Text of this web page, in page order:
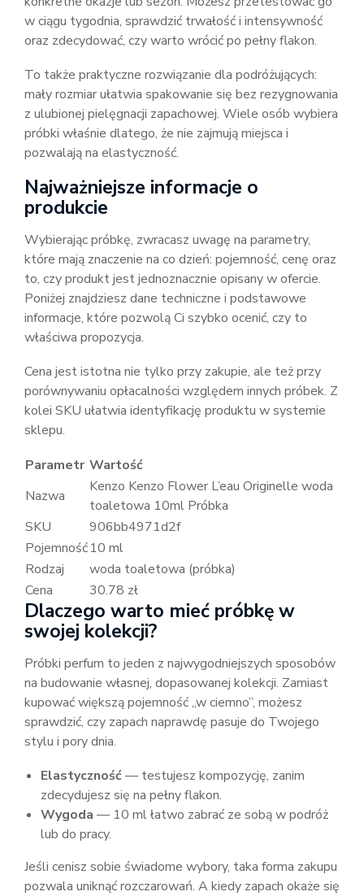
w ciągu tygodnia, sprawdzić trwałość i intensywność
oraz zdecydować, czy warto wrócić po pełny flakon.
To także praktyczne rozwiązanie dla podróżujących:
mały rozmiar ułatwia spakowanie się bez rezygnowania
z ulubionej pielęgnacji zapachowej. Wiele osób wybiera
próbki właśnie dlatego, że nie zajmują miejsca i
pozwalają na elastyczność.
Najważniejsze informacje o
produkcie
Wybierając próbkę, zwracasz uwagę na parametry,
które mają znaczenie na co dzień: pojemność, cenę oraz
to, czy produkt jest jednoznacznie opisany w ofercie.
Poniżej znajdziesz dane techniczne i podstawowe
informacje, które pozwolą Ci szybko ocenić, czy to
właściwa propozycja.
Cena jest istotna nie tylko przy zakupie, ale też przy
porównywaniu opłacalności względem innych próbek. Z
kolei SKU ułatwia identyfikację produktu w systemie
sklepu.
Parametr Wartość
Nazwa
Kenzo Kenzo Flower L’eau Originelle woda
toaletowa 10ml Próbka
SKU
906bb4971d2f
Pojemność10 ml
Rodzaj
woda toaletowa (próbka)
Cena
30.78 zł
Dlaczego warto mieć próbkę w
swojej kolekcji?
Próbki perfum to jeden z najwygodniejszych sposobów
na budowanie własnej, dopasowanej kolekcji. Zamiast
kupować większą pojemność „w ciemno”, możesz
sprawdzić, czy zapach naprawdę pasuje do Twojego
stylu i pory dnia.
Elastyczność — testujesz kompozycję, zanim
zdecydujesz się na pełny flakon.
Wygoda — 10 ml łatwo zabrać ze sobą w podróż
lub do pracy.
Jeśli cenisz sobie świadome wybory, taka forma zakupu
pozwala uniknąć rozczarowań. A kiedy zapach okaże się